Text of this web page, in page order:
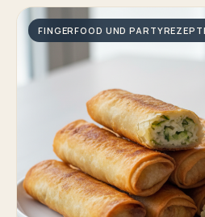
FINGERFOOD UND